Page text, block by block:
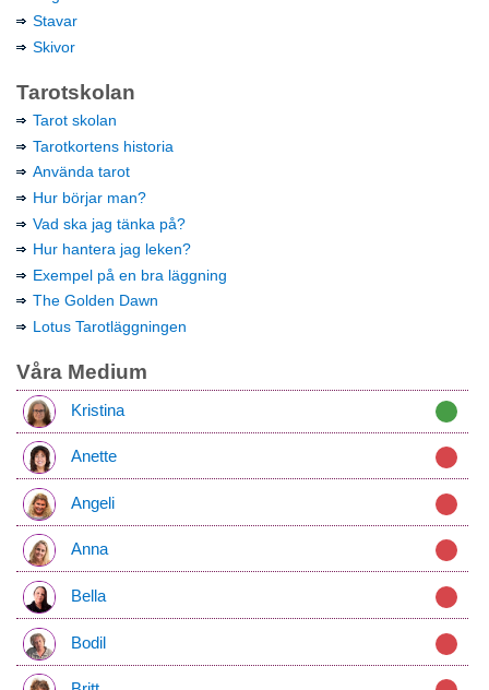
Stavar
Skivor
Tarotskolan
Tarot skolan
Tarotkortens historia
Använda tarot
Hur börjar man?
Vad ska jag tänka på?
Hur hantera jag leken?
Exempel på en bra läggning
The Golden Dawn
Lotus Tarotläggningen
Våra Medium
Kristina
Anette
Angeli
Anna
Bella
Bodil